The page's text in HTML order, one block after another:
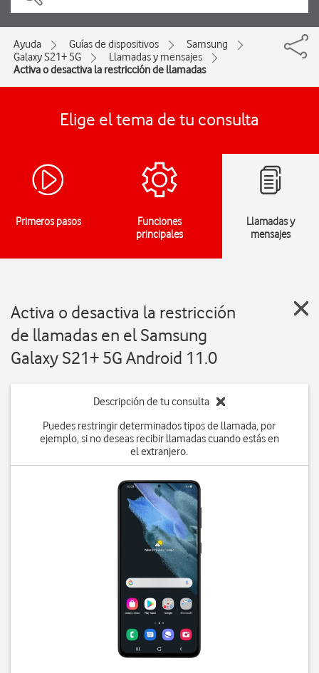
Ayuda Guías de dispositivos
Samsung
Galaxy S21+ 5G
Llamadas y mensajes
Activa o desactiva la restricción de llamadas
Elige el tema de tu consulta
Primeros pasos
Funciones
principales
Llamadas y
mensajes
Activa o desactiva la restricción
de llamadas en el Samsung
Galaxy S21+ 5G Android 11.0
Descripción de tu consulta
Puedes restringir determinados tipos de llamada, por
ejemplo, si no deseas recibir llamadas cuando estás en
el extranjero.